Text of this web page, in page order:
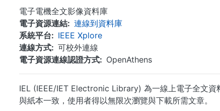
電子電機全文影像資料庫
電子資源連結
連線到資料庫
系統平台
IEEE Xplore
連線方式
可校外連線
電子資源連線認證方式
OpenAthens
IEL (IEEE/IET Electronic Library) 為一線上電子全文資
與紙本一致，使用者得以無限次瀏覽與下載所需文章。